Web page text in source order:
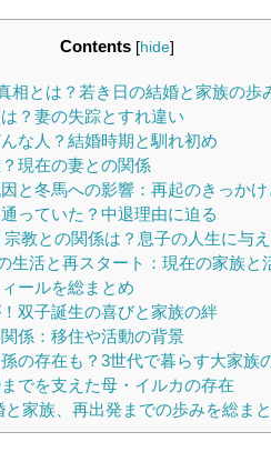
Contents [hide]
相とは？若き日の結婚と家族の歩
？妻の失踪とすれ違い
な人？結婚時期と馴れ初め
現在の妻との関係
と冬馬への影響：再起のきっか
っていた？中退理由に迫る
教との関係は？息子の人生に与
生活と再スタート：現在の家族と
ールを総まとめ
双子誕生の喜びと家族の絆
係：移住や活動の背景
の存在も？3世代で暮らす大家族
でを支えた母・イルカの存在
家族、再出発までの歩みを総ま